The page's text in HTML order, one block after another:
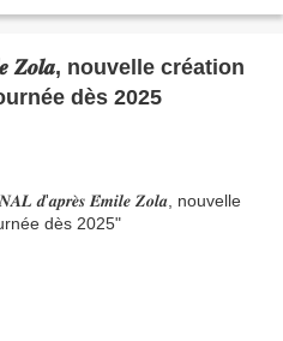
𝒁𝒐𝒍𝒂, nouvelle création
dès 2025